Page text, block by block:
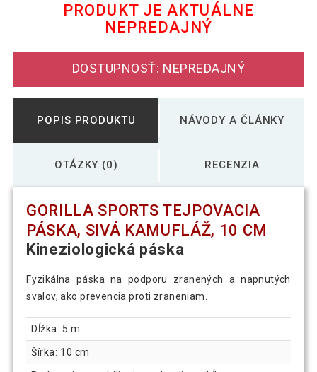
PRODUKT JE AKTUÁLNE
NEPREDAJNÝ
DOSTUPNOSŤ: NEPREDAJNÝ
POPIS PRODUKTU NÁVODY A ČLÁNKY
OTÁZKY (0) RECENZIA
GORILLA SPORTS TEJPOVACIA
PÁSKA, SIVÁ KAMUFLÁŽ, 10 CM
Kineziologická páska
Fyzikálna páska na podporu zranených a napnutých
svalov, ako prevencia proti zraneniam.
Dĺžka: 5 m
Šírka: 10 cm